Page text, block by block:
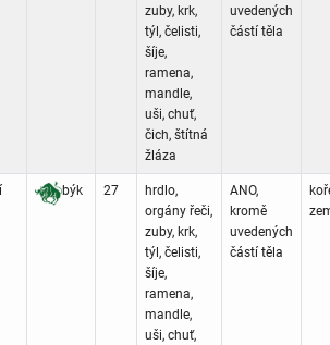
zuby, krk,
týl, čelisti,
šíje,
ramena,
mandle,
uši, chuť,
čich, štítná
žláza
uvedených
částí těla
býk 27
hrdlo,
orgány řeči,
zuby, krk,
týl, čelisti,
šíje,
ramena,
mandle,
uši, chuť,
ANO,
kromě
uvedených
částí těla